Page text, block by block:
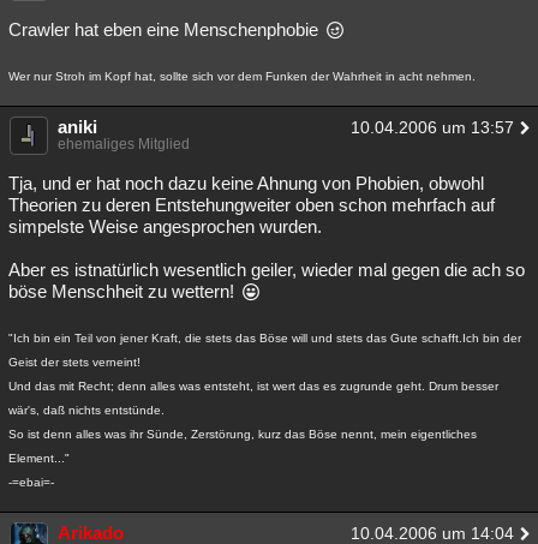
Spiritualität Verschwörungen Technologie
Natur Umfragen Unterhaltung
weitere Rubriken
Philosophie Träume
Astronomie Helpdesk Gruppen Gaming Filme
Musik Verbesserungen
Übersichten
Lesenswert Schlüsselwörter
Crawler hat eben eine Menschenphobie
Wer nur Stroh im Kopf hat, sollte sich vor dem Funken der Wahrheit in acht nehmen.
aniki 10.04.2006 um 13:57
ehemaliges Mitglied
Tja, und er hat noch dazu keine Ahnung von Phobien, obwohl
Theorien zu deren Entstehungweiter oben schon mehrfach auf
simpelste Weise angesprochen wurden.
Aber es istnatürlich wesentlich geiler, wieder mal gegen die ach so
böse Menschheit zu wettern!
"Ich bin ein Teil von jener Kraft, die stets das Böse will und stets das Gute schafft.Ich bin der
Geist der stets verneint!
Und das mit Recht; denn alles was entsteht, ist wert das es zugrunde geht. Drum besser
wär's, daß nichts entstünde.
So ist denn alles was ihr Sünde, Zerstörung, kurz das Böse nennt, mein eigentliches
Element..."
-=ebai=-
Arikado 10.04.2006 um 14:04